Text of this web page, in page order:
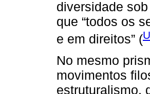
diversidade
que “todos os
e em direitos” (
No mesmo
movimentos
estruturalismo,